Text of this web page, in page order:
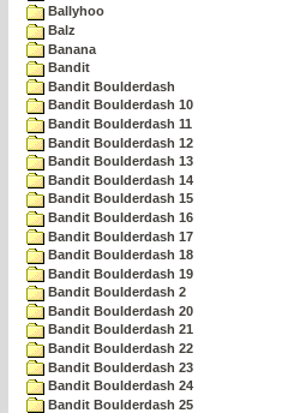
Ballyhoo
Balz
Banana
Bandit
Bandit Boulderdash
Bandit Boulderdash 10
Bandit Boulderdash 11
Bandit Boulderdash 12
Bandit Boulderdash 13
Bandit Boulderdash 14
Bandit Boulderdash 15
Bandit Boulderdash 16
Bandit Boulderdash 17
Bandit Boulderdash 18
Bandit Boulderdash 19
Bandit Boulderdash 2
Bandit Boulderdash 20
Bandit Boulderdash 21
Bandit Boulderdash 22
Bandit Boulderdash 23
Bandit Boulderdash 24
Bandit Boulderdash 25